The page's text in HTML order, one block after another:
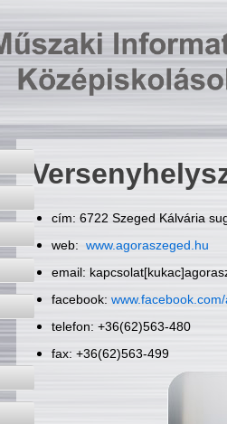
cím: 6722 Szeged Kálvária
web: www.agoraszeged.hu
email:
facebook:
telefon: +36(62)563-480
fax: +36(62)563-499